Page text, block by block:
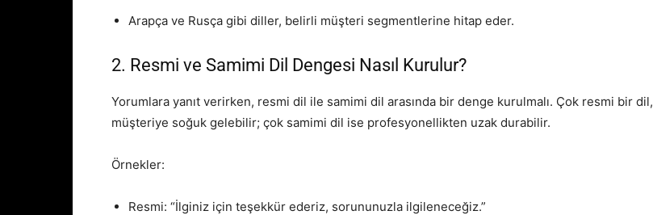
Arapça ve Rusça gibi diller, belirli müşteri segmentlerine hitap eder.
2. Resmi ve Samimi Dil Dengesi Nasıl Kurulur?
Yorumlara yanıt verirken, resmi dil ile samimi dil arasında bir denge kurulmalı. Çok resmi bir dil,
müşteriye soğuk gelebilir; çok samimi dil ise profesyonellikten uzak durabilir.
Örnekler:
Resmi: “İlginiz için teşekkür ederiz, sorununuzla ilgileneceğiz.”